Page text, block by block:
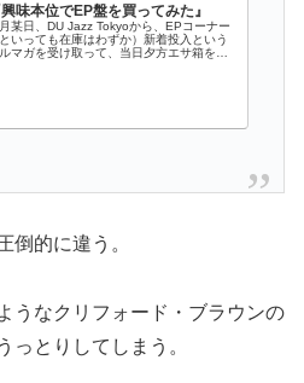
興味本位でEP盤を買ってみた』
某日、DU Jazz Tokyoから、EPコーナー
といっても在庫はわずか）新着投入という
ルマガを受け取って、当日夕方エサ箱をめ
倒的に違う。
うなクリフォード・ブラウンの
っとりしてしまう。